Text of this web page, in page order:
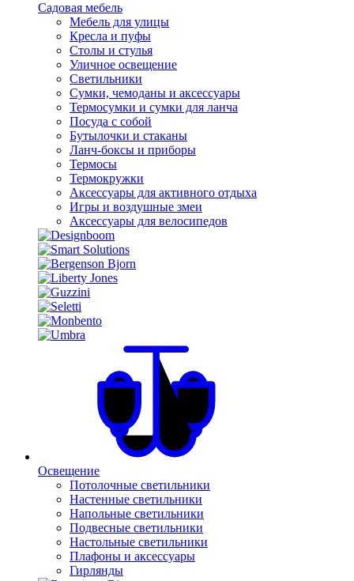
Садовая мебель
Мебель для улицы
Кресла и пуфы
Столы и стулья
Уличное освещение
Светильники
Сумки, чемоданы и аксессуары
Термосумки и сумки для ланча
Посуда с собой
Бутылочки и стаканы
Ланч-боксы и приборы
Термосы
Термокружки
Аксессуары для активного отдыха
Игры и воздушные змеи
Аксессуары для велосипедов
Освещение
Потолочные светильники
Настенные светильники
Напольные светильники
Подвесные светильники
Настольные светильники
Плафоны и аксессуары
Гирлянды